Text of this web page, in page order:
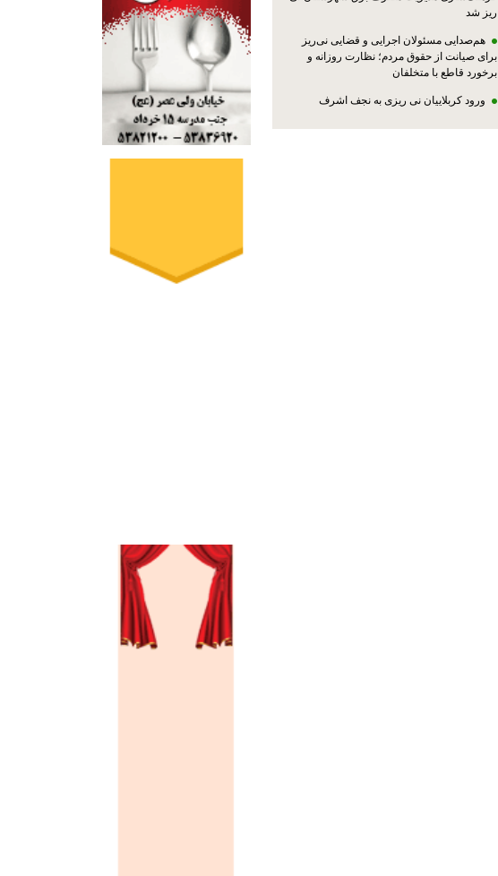
ریز شد
هم‌صدایی مسئولان اجرایی و قضایی نی‌ریز
برای صیانت از حقوق مردم؛ نظارت روزانه و
برخورد قاطع با متخلفان
ورود کربلاییان نی ریزی به نجف اشرف